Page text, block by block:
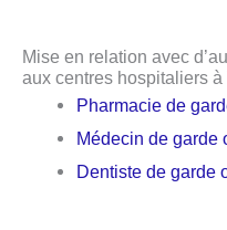
Mise en relation avec
aux centres hospitaliers à
Pharmacie de
Médecin de garde
Dentiste de garde